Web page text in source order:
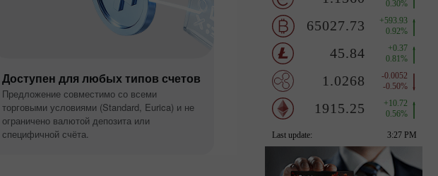
Доступен для любых типов счетов
Предложение совместимо со всеми
торговыми условиями (Standard, Eurica) и не
ограничено валютой депозита или
специфичной счёта.